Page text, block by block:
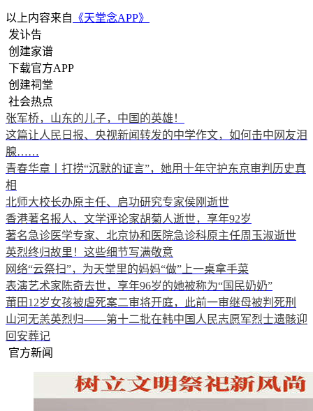
以上内容来自 《天堂念APP》
发讣告
创建家谱
下载官方APP
创建祠堂
社会热点
张军桥，山东的儿子，中国的英雄！
这篇让人民日报、央视新闻转发的中学作文，如何击中网友泪
腺……
青春华章丨打捞“沉默的证言”，她用十年守护东京审判历史真
相
北师大校长办原主任、启功研究专家侯刚逝世
香港著名报人、文学评论家胡菊人逝世，享年92岁
著名急诊医学专家、北京协和医院急诊科原主任周玉淑逝世
英烈终归故里！这些细节写满敬意
网络“云祭扫”，为天堂里的妈妈“做”上一桌拿手菜
表演艺术家陈奇去世，享年96岁的她被称为“国民奶奶”
莆田12岁女孩被虐死案二审将开庭，此前一审继母被判死刑
山河无恙英烈归——第十二批在韩中国人民志愿军烈士遗骸迎
回安葬记
官方新闻